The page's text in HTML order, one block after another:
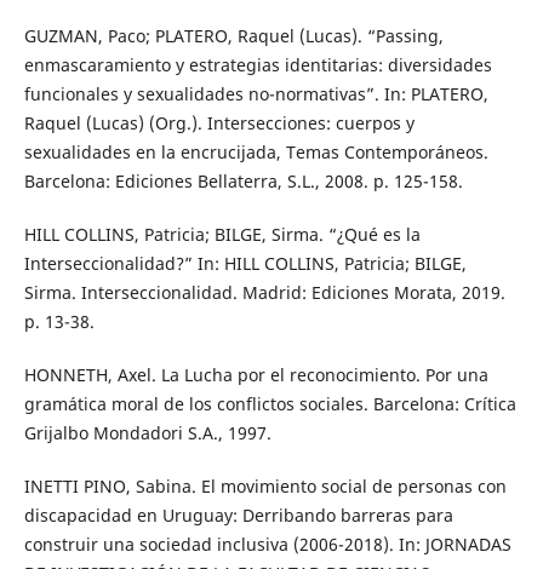
GUZMAN, Paco; PLATERO, Raquel (Lucas). “Passing,
enmascaramiento y estrategias identitarias: diversidades
funcionales y sexualidades no-normativas”. In: PLATERO,
Raquel (Lucas) (Org.). Intersecciones: cuerpos y
sexualidades en la encrucijada, Temas Contemporáneos.
Barcelona: Ediciones Bellaterra, S.L., 2008. p. 125-158.
HILL COLLINS, Patricia; BILGE, Sirma. “¿Qué es la
Interseccionalidad?” In: HILL COLLINS, Patricia; BILGE,
Sirma. Interseccionalidad. Madrid: Ediciones Morata, 2019.
p. 13-38.
HONNETH, Axel. La Lucha por el reconocimiento. Por una
gramática moral de los conflictos sociales. Barcelona: Crítica
Grijalbo Mondadori S.A., 1997.
INETTI PINO, Sabina. El movimiento social de personas con
discapacidad en Uruguay: Derribando barreras para
construir una sociedad inclusiva (2006-2018). In: JORNADAS